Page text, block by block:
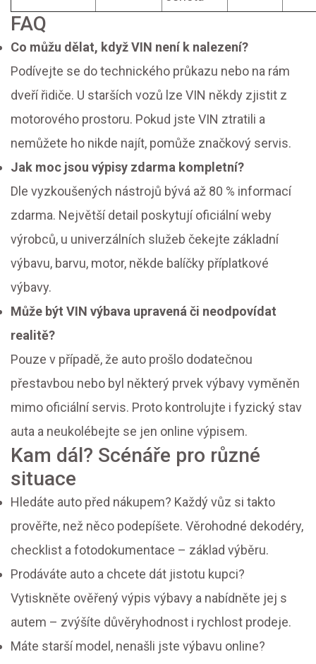
FAQ
Co můžu dělat, když VIN není k nalezení?
Podívejte se do technického průkazu nebo na rám
dveří řidiče. U starších vozů lze VIN někdy zjistit z
motorového prostoru. Pokud jste VIN ztratili a
nemůžete ho nikde najít, pomůže značkový servis.
Jak moc jsou výpisy zdarma kompletní?
Dle vyzkoušených nástrojů bývá až 80 % informací
zdarma. Největší detail poskytují oficiální weby
výrobců, u univerzálních služeb čekejte základní
výbavu, barvu, motor, někde balíčky příplatkové
výbavy.
Může být VIN výbava upravená či neodpovídat
realitě?
Pouze v případě, že auto prošlo dodatečnou
přestavbou nebo byl některý prvek výbavy vyměněn
mimo oficiální servis. Proto kontrolujte i fyzický stav
auta a neukolébejte se jen online výpisem.
Kam dál? Scénáře pro různé
situace
Hledáte auto před nákupem? Každý vůz si takto
prověřte, než něco podepíšete. Věrohodné dekodéry,
checklist a fotodokumentace – základ výběru.
Prodáváte auto a chcete dát jistotu kupci?
Vytiskněte ověřený výpis výbavy a nabídněte jej s
autem – zvýšíte důvěryhodnost i rychlost prodeje.
Máte starší model, nenašli jste výbavu online?